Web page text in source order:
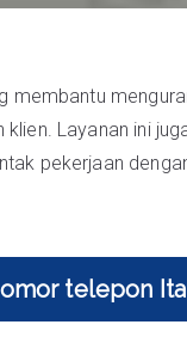
membantu
Layanan ini
pekerjaan
telepon